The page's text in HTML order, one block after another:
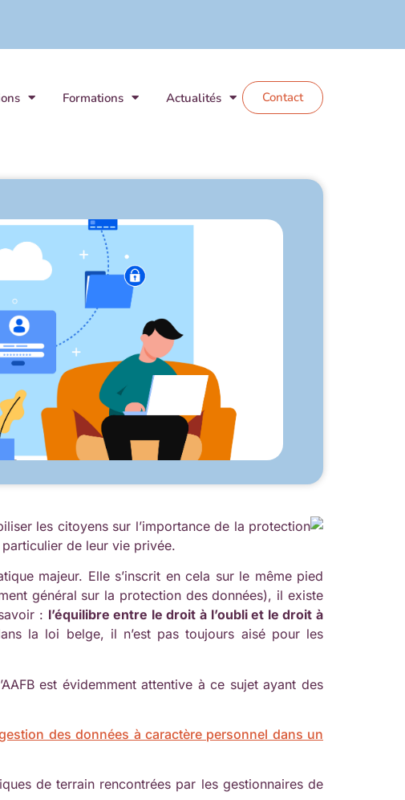
Formations Actualités Contact
les citoyens sur l’importance de la protection
de leur vie privée.
majeur. Elle s’inscrit en cela sur le même pied
général sur la protection des données), il existe
: l’équilibre entre le droit à l’oubli et le droit à
la loi belge, il n’est pas toujours aisé pour les
est évidemment attentive à ce sujet ayant des
gestion des données à caractère personnel dans un
de terrain rencontrées par les gestionnaires de